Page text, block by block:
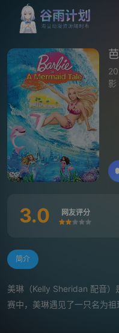
影
3.0 网友评分
很差较差还行
推荐
力荐
简介
美琳（Kelly Sheridan 配音）
赛中，美琳遇见了一只名为祖